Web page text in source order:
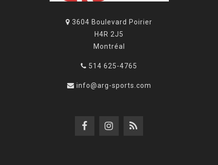
3604 Boulevard Poirier
H4R 2J5
Montréal
514 625-4765
info@arg-sports.com